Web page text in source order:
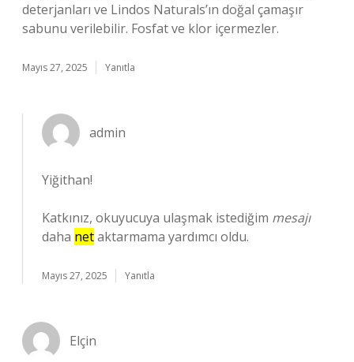
deterjanları ve Lindos Naturals’ın doğal çamaşır
sabunu verilebilir. Fosfat ve klor içermezler.
Mayıs 27, 2025 Yanıtla
admin
Yiğithan!
Katkınız, okuyucuya ulaşmak istediğim mesajı
daha netaktarmama yardımcı oldu.
Mayıs 27, 2025 Yanıtla
Elçin